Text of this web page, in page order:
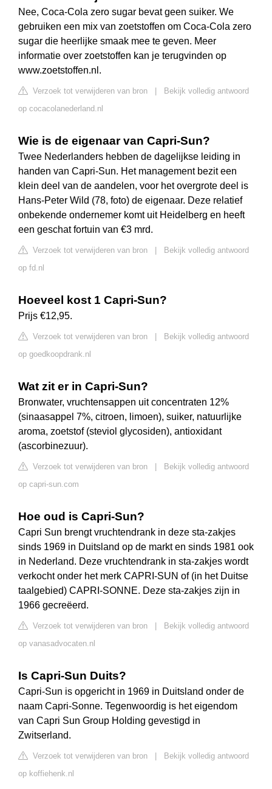
Nee, Coca‑Cola zero sugar bevat geen suiker. We
gebruiken een mix van zoetstoffen om Coca‑Cola zero
sugar die heerlijke smaak mee te geven. Meer
informatie over zoetstoffen kan je terugvinden op
www.zoetstoffen.nl.
Verzoek tot verwijderen van bron
Bekijk volledig antwoord
op cocacolanederland.nl
Wie is de eigenaar van Capri-Sun?
Twee Nederlanders hebben de dagelijkse leiding in
handen van Capri-Sun. Het management bezit een
klein deel van de aandelen, voor het overgrote deel is
Hans-Peter Wild (78, foto) de eigenaar. Deze relatief
onbekende ondernemer komt uit Heidelberg en heeft
een geschat fortuin van €3 mrd.
Verzoek tot verwijderen van bron
Bekijk volledig antwoord
op fd.nl
Hoeveel kost 1 Capri-Sun?
Prijs €12,95.
Verzoek tot verwijderen van bron
Bekijk volledig antwoord
op goedkoopdrank.nl
Wat zit er in Capri-Sun?
Bronwater, vruchtensappen uit concentraten 12%
(sinaasappel 7%, citroen, limoen), suiker, natuurlijke
aroma, zoetstof (steviol glycosiden), antioxidant
(ascorbinezuur).
Verzoek tot verwijderen van bron
Bekijk volledig antwoord
op capri-sun.com
Hoe oud is Capri-Sun?
Capri Sun brengt vruchtendrank in deze sta-zakjes
sinds 1969 in Duitsland op de markt en sinds 1981 ook
in Nederland. Deze vruchtendrank in sta-zakjes wordt
verkocht onder het merk CAPRI-SUN of (in het Duitse
taalgebied) CAPRI-SONNE. Deze sta-zakjes zijn in
1966 gecreëerd.
Verzoek tot verwijderen van bron
Bekijk volledig antwoord
op vanasadvocaten.nl
Is Capri-Sun Duits?
Capri-Sun is opgericht in 1969 in Duitsland onder de
naam Capri-Sonne. Tegenwoordig is het eigendom
van Capri Sun Group Holding gevestigd in
Zwitserland.
Verzoek tot verwijderen van bron
Bekijk volledig antwoord
op koffiehenk.nl